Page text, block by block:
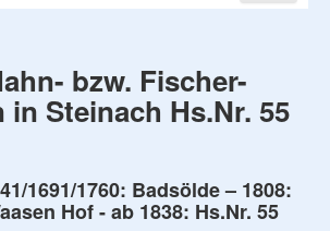
bzw. Fischer-
in Steinach Hs.Nr. 55
1691/1760: Badsölde – 1808:
Hof - ab 1838: Hs.Nr. 55